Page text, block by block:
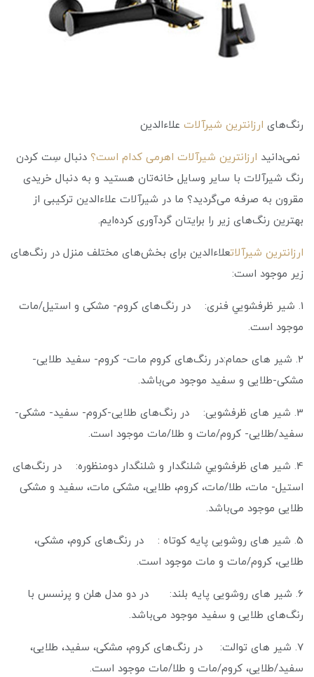
رنگ‌های ارزانترین شیرآلات علاءالدین
نمی‌دانید ارزانترین شیرآلات اهرمی کدام است؟ دنبال سِت کردن
رنگ شیرآلات با سایر وسایل خانه‌تان هستید و به دنبال خریدی
مقرون به صرفه می‌گردید؟ ما در شیرآلات علاءالدین ترکیبی از
بهترین رنگ‌های زیر را برایتان گردآوری کرده‌ایم.
ارزانترین شیرآلاتعلاءالدین برای بخش‌های مختلف منزل در رنگ‌های
زیر موجود است:
1. شير ظرفشويي فنری: در رنگ‌های کروم- مشکی و استیل/مات
موجود است.
2. شیر های حمام:در رنگ‌های کروم مات- کروم- سفید طلایی-
مشکی-طلایی و سفید موجود می‌باشد.
3. شیر های ظرفشویی: در رنگ‌های طلایی-کروم- سفید- مشکی-
سفید/طلایی- کروم/مات و طلا/مات موجود است.
4. شير های ظرفشويي شلنگدار و شلنگدار دومنظوره: در رنگ‌های
استیل- مات، طلا/مات، کروم، طلایی، مشکی مات، سفید و مشکی
طلایی موجود می‌باشد.
5. شیر های روشویی پایه کوتاه : در رنگ‌های کروم، مشکی،
طلایی، کروم/مات و مات موجود است.
6. شیر های روشویی پایه بلند: در دو مدل هلن و پرنسس با
رنگ‌های طلایی و سفید موجود می‌باشد.
7. شیر های توالت: در رنگ‌های کروم، مشکی، سفید، طلایی،
سفید/طلایی، کروم/مات و طلا/مات موجود است.